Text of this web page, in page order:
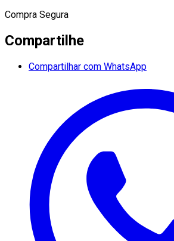
Compra Segura
Compartilhe
Compartilhar com WhatsApp